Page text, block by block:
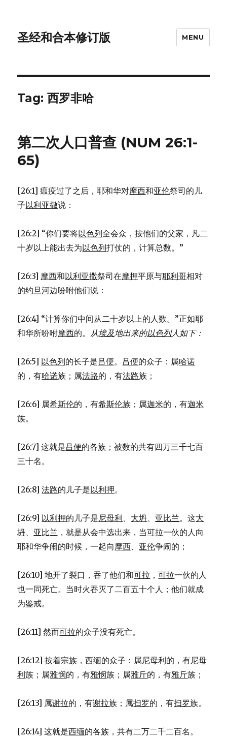
圣经和合本修订版 MENU
Tag: 西罗非哈
第二次人口普查 (NUM 26:1-
65)
[26:1] 瘟疫过了之后，耶和华对摩西和亚伦祭司的儿
子以利亚撒说：
[26:2] “你们要将以色列全会众，按他们的父家，凡二
十岁以上能出去为以色列打仗的，计算总数。”
[26:3] 摩西和以利亚撒祭司在摩押平原与耶利哥相对
的约旦河边吩咐他们说：
[26:4] “计算你们中间从二十岁以上的人数。”正如耶
和华所吩咐摩西的。 从埃及地出来的以色列人如下：
[26:5] 以色列的长子是吕便。 吕便的众子：属哈诺
的，有哈诺族；属法路的，有法路族；
[26:6] 属希斯伦的，有希斯伦族；属迦米的，有迦米
族。
[26:7] 这就是吕便的各族；被数的共有四万三千七百
三十名。
[26:8]法路的儿子是以利押。
[26:9] 以利押的儿子是尼母利、 大坍、 亚比兰。这大
坍、 亚比兰 ，就是从会中选出来，当可拉一伙的人向
耶和华争闹的时候，一起向摩西、 亚伦争闹的；
[26:10] 地开了裂口，吞了他们和可拉 ，可拉一伙的人
也一同死亡。当时火吞灭了二百五十个人；他们就成
为鉴戒。
[26:11] 然而可拉的众子没有死亡。
[26:12] 按着宗族，西缅的众子：属尼母利的，有尼母
利族；属雅悯的，有雅悯族；属雅斤的，有雅斤族；
[26:13] 属谢拉的，有谢拉族；属扫罗的，有扫罗族。
[26:14] 这就是西缅的各族，共有二万二千二百名。